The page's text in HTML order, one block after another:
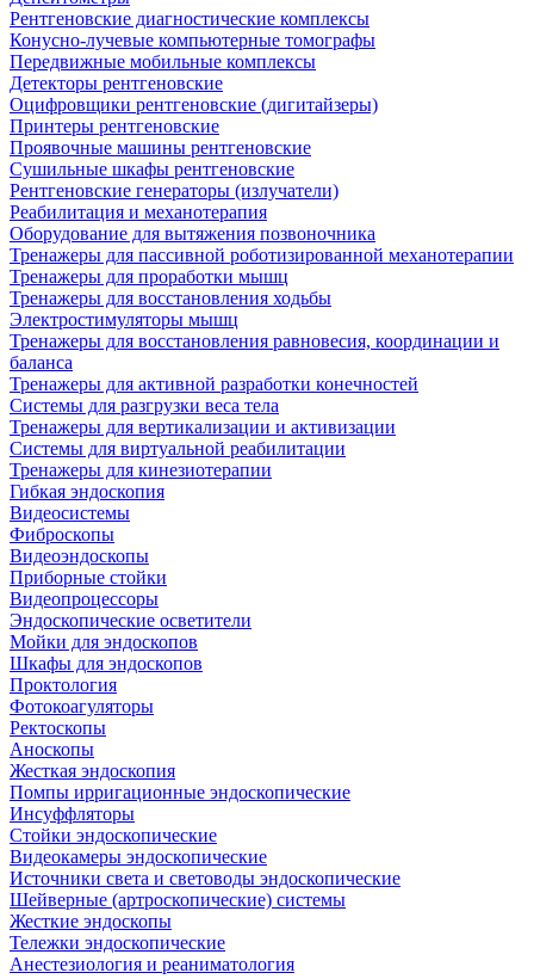
Рентгеновские диагностические комплексы
Конусно-лучевые компьютерные томографы
Передвижные мобильные комплексы
Детекторы рентгеновские
Оцифровщики рентгеновские (дигитайзеры)
Принтеры рентгеновские
Проявочные машины рентгеновские
Сушильные шкафы рентгеновские
Рентгеновские генераторы (излучатели)
Реабилитация и механотерапия
Оборудование для вытяжения позвоночника
Тренажеры для пассивной роботизированной механотерапии
Тренажеры для проработки мышц
Тренажеры для восстановления ходьбы
Электростимуляторы мышц
Тренажеры для восстановления равновесия, координации и
баланса
Тренажеры для активной разработки конечностей
Системы для разгрузки веса тела
Тренажеры для вертикализации и активизации
Системы для виртуальной реабилитации
Тренажеры для кинезиотерапии
Гибкая эндоскопия
Видеосистемы
Фиброскопы
Видеоэндоскопы
Приборные стойки
Видеопроцессоры
Эндоскопические осветители
Мойки для эндоскопов
Шкафы для эндоскопов
Проктология
Фотокоагуляторы
Ректоскопы
Аноскопы
Жесткая эндоскопия
Помпы ирригационные эндоскопические
Инсуффляторы
Стойки эндоскопические
Видеокамеры эндоскопические
Источники света и световоды эндоскопические
Шейверные (артроскопические) системы
Жесткие эндоскопы
Тележки эндоскопические
Анестезиология и реаниматология